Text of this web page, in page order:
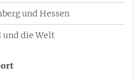
und Hessen
und die Welt